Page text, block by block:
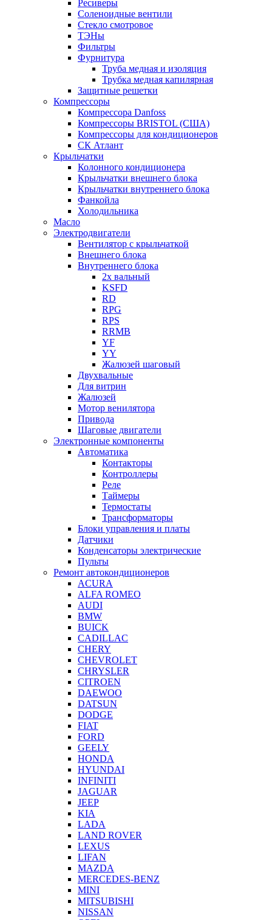
Ресиверы
Соленоидные вентили
Стекло смотровое
ТЭНы
Фильтры
Фурнитура
Труба медная и изоляция
Трубка медная капилярная
Защитные решетки
Компрессоры
Компрессора Danfoss
Компрессоры BRISTOL (США)
Компрессоры для кондиционеров
СК Атлант
Крыльчатки
Колонного кондиционера
Крыльчатки внешнего блока
Крыльчатки внутреннего блока
Фанкойла
Холодильника
Масло
Электродвигатели
Вентилятор с крыльчаткой
Внешнего блока
Внутреннего блока
2х вальный
KSFD
RD
RPG
RPS
RRMB
YF
YY
Жалюзей шаговый
Двухвальные
Для витрин
Жалюзей
Мотор венилятора
Привода
Шаговые двигатели
Электронные компоненты
Автоматика
Контакторы
Контроллеры
Реле
Таймеры
Термостаты
Трансформаторы
Блоки управления и платы
Датчики
Конденсаторы электрические
Пульты
Ремонт автокондиционеров
ACURA
ALFA ROMEO
AUDI
BMW
BUICK
CADILLAC
CHERY
CHEVROLET
CHRYSLER
CITROEN
DAEWOO
DATSUN
DODGE
FIAT
FORD
GEELY
HONDA
HYUNDAI
INFINITI
JAGUAR
JEEP
KIA
LADA
LAND ROVER
LEXUS
LIFAN
MAZDA
MERCEDES-BENZ
MINI
MITSUBISHI
NISSAN